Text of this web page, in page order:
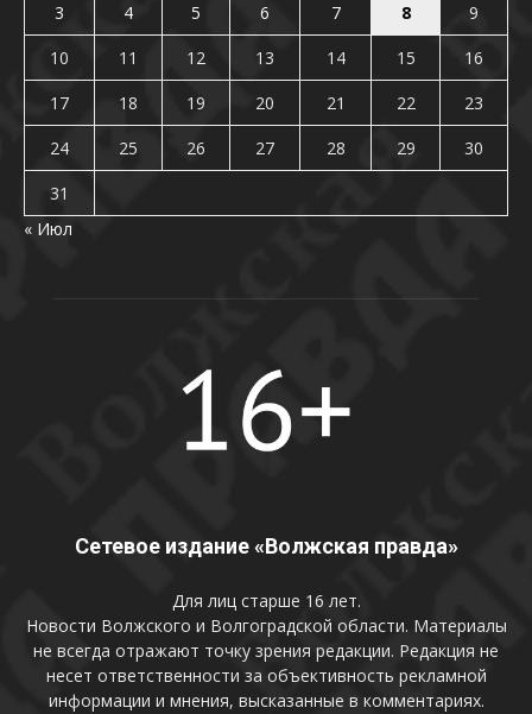
3
4 5 6 7 8
9
10
11 12 13 14 15
16
17
18 19 20 21 22
23
24
25 26 27 28 29
30
31
« Июл
Сетевое издание «Волжская правда»
Для лиц старше 16 лет.
Новости Волжского и Волгоградской области. Материалы
не всегда отражают точку зрения редакции. Редакция не
несет ответственности за объективность рекламной
информации и мнения, высказанные в комментариях.